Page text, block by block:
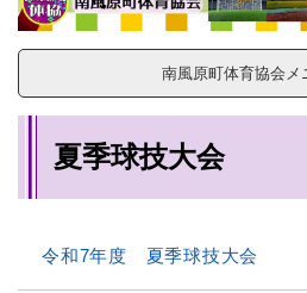
南風原町体育協会メ
夏季球技大会
令和7年度 夏季球技大会